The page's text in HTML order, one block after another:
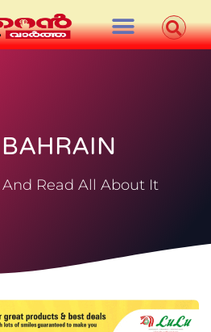
Read All About It